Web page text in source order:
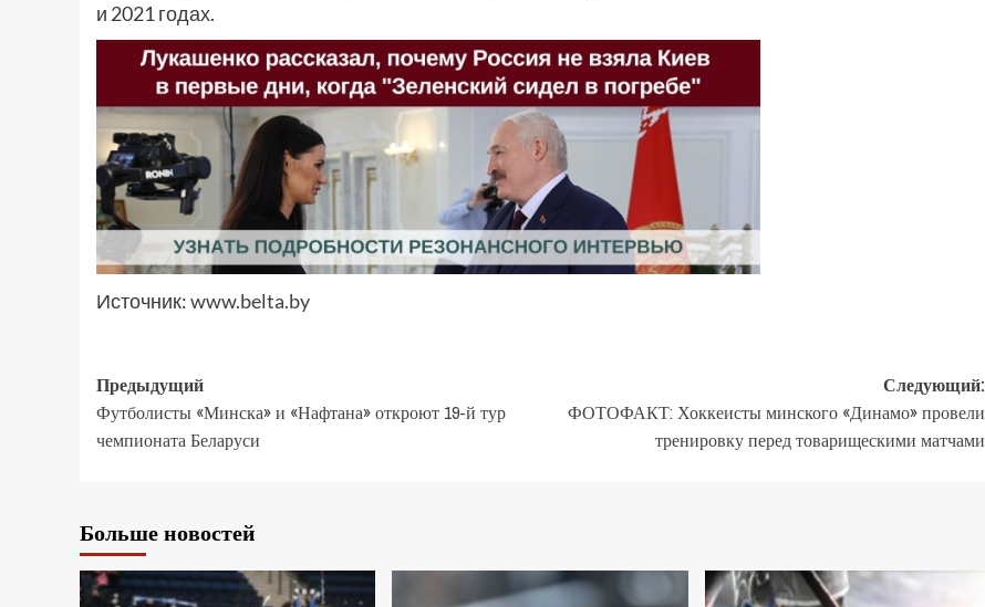
и 2021 годах.
Источник:www.belta.by
Предыдущий
Футболисты «Минска» и «Нафтана» откроют 19-й тур
чемпионата Беларуси
Следующий:
ФОТОФАКТ: Хоккеисты минского «Динамо» провели
тренировку перед товарищескими матчами
Больше новостей